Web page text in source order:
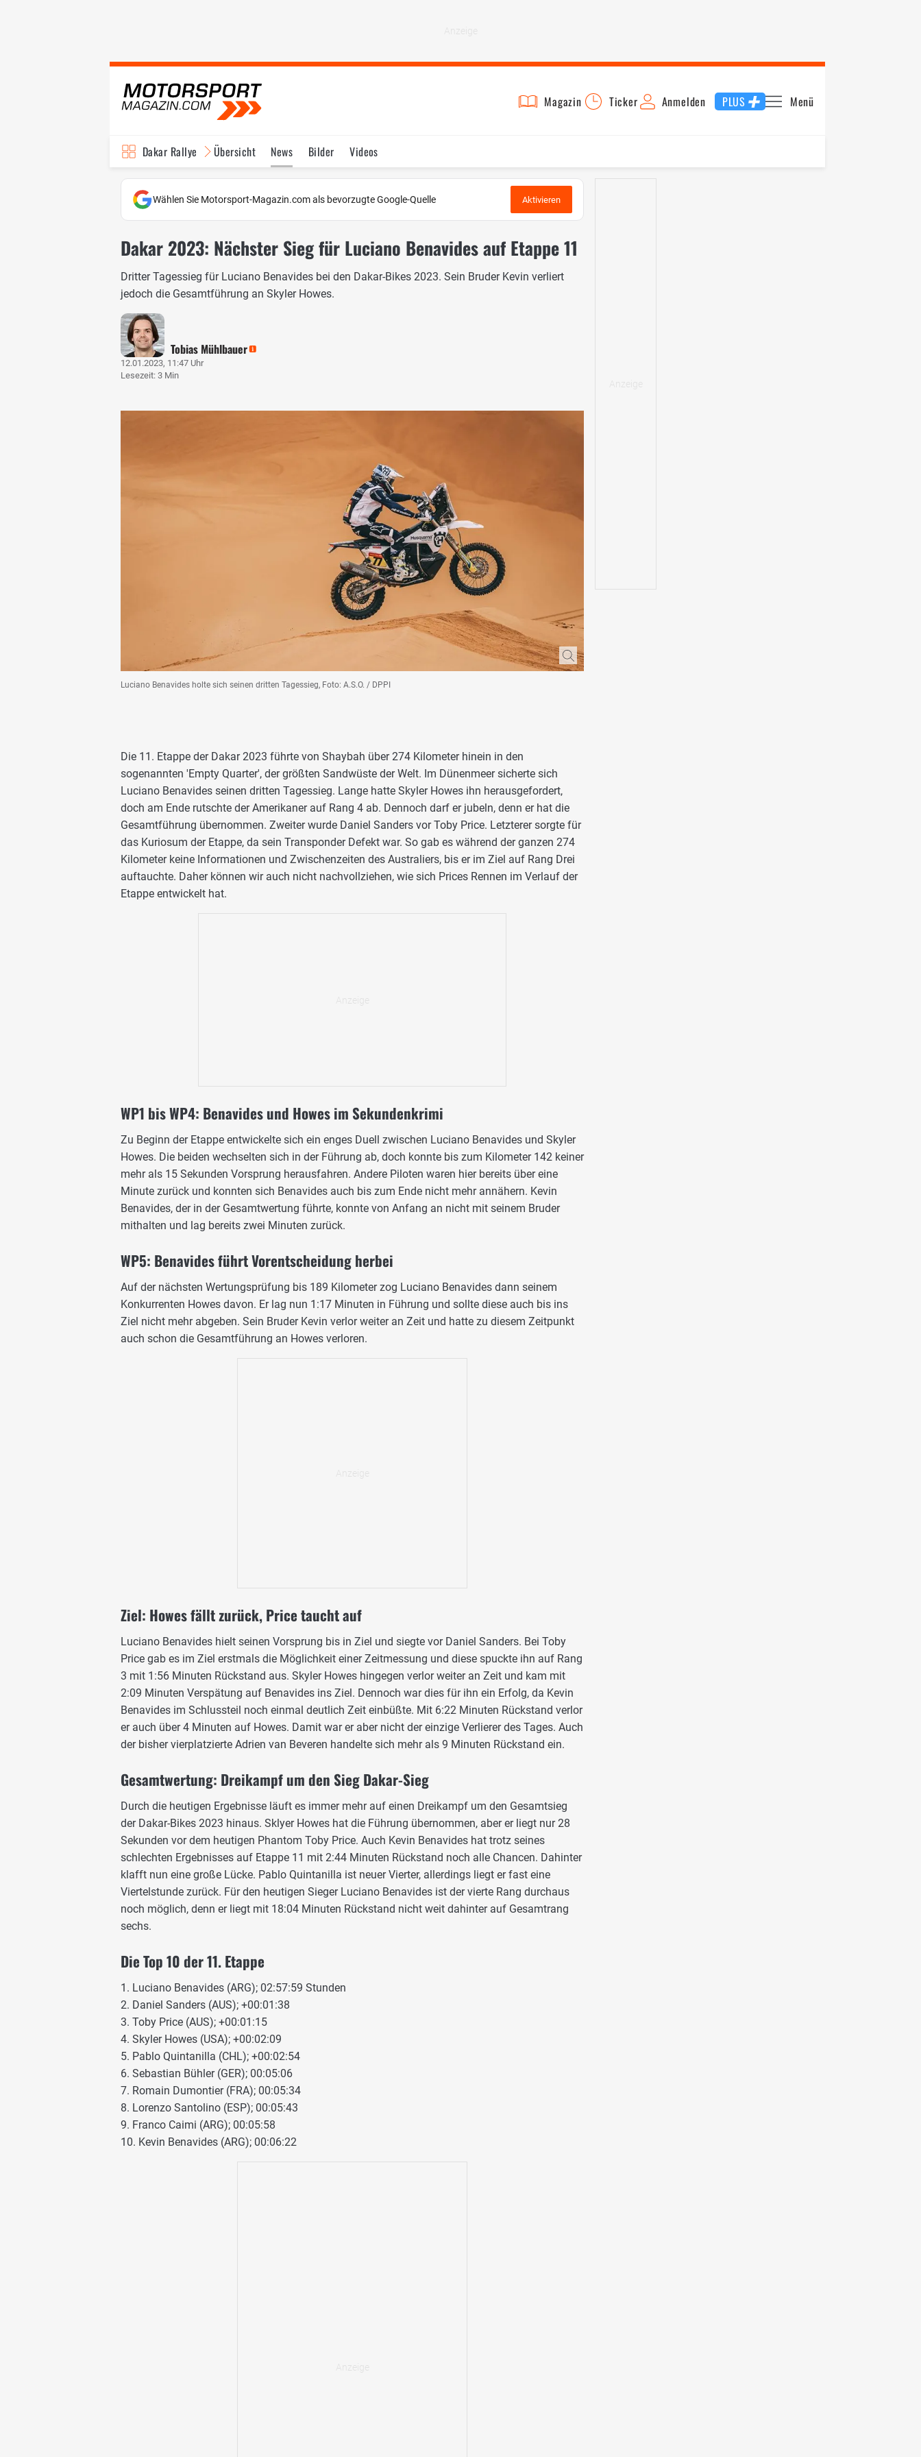
Magazin Ticker Anmelden PLUS Menü
Dakar Rallye Übersicht News Bilder Videos
Wählen Sie Motorsport-Magazin.com als bevorzugte Google-Quelle Aktivieren
Dakar 2023: Nächster Sieg für Luciano Benavides auf Etappe 11
Dritter Tagessieg für Luciano Benavides bei den Dakar-Bikes 2023. Sein Bruder Kevin verliert
jedoch die Gesamtführung an Skyler Howes.
Tobias Mühlbauer
12.01.2023, 11:47 Uhr
Lesezeit: 3 Min
Luciano Benavides holte sich seinen dritten Tagessieg, Foto: A.S.O. / DPPI
Die 11. Etappe der Dakar 2023 führte von Shaybah über 274 Kilometer hinein in den
sogenannten 'Empty Quarter', der größten Sandwüste der Welt. Im Dünenmeer sicherte sich
Luciano Benavides seinen dritten Tagessieg. Lange hatte Skyler Howes ihn herausgefordert,
doch am Ende rutschte der Amerikaner auf Rang 4 ab. Dennoch darf er jubeln, denn er hat die
Gesamtführung übernommen. Zweiter wurde Daniel Sanders vor Toby Price. Letzterer sorgte für
das Kuriosum der Etappe, da sein Transponder Defekt war. So gab es während der ganzen 274
Kilometer keine Informationen und Zwischenzeiten des Australiers, bis er im Ziel auf Rang Drei
auftauchte. Daher können wir auch nicht nachvollziehen, wie sich Prices Rennen im Verlauf der
Etappe entwickelt hat.
WP1 bis WP4: Benavides und Howes im Sekundenkrimi
Zu Beginn der Etappe entwickelte sich ein enges Duell zwischen Luciano Benavides und Skyler
Howes. Die beiden wechselten sich in der Führung ab, doch konnte bis zum Kilometer 142 keiner
mehr als 15 Sekunden Vorsprung herausfahren. Andere Piloten waren hier bereits über eine
Minute zurück und konnten sich Benavides auch bis zum Ende nicht mehr annähern. Kevin
Benavides, der in der Gesamtwertung führte, konnte von Anfang an nicht mit seinem Bruder
mithalten und lag bereits zwei Minuten zurück.
WP5: Benavides führt Vorentscheidung herbei
Auf der nächsten Wertungsprüfung bis 189 Kilometer zog Luciano Benavides dann seinem
Konkurrenten Howes davon. Er lag nun 1:17 Minuten in Führung und sollte diese auch bis ins
Ziel nicht mehr abgeben. Sein Bruder Kevin verlor weiter an Zeit und hatte zu diesem Zeitpunkt
auch schon die Gesamtführung an Howes verloren.
Ziel: Howes fällt zurück, Price taucht auf
Luciano Benavides hielt seinen Vorsprung bis in Ziel und siegte vor Daniel Sanders. Bei Toby
Price gab es im Ziel erstmals die Möglichkeit einer Zeitmessung und diese spuckte ihn auf Rang
3 mit 1:56 Minuten Rückstand aus. Skyler Howes hingegen verlor weiter an Zeit und kam mit
2:09 Minuten Verspätung auf Benavides ins Ziel. Dennoch war dies für ihn ein Erfolg, da Kevin
Benavides im Schlussteil noch einmal deutlich Zeit einbüßte. Mit 6:22 Minuten Rückstand verlor
er auch über 4 Minuten auf Howes. Damit war er aber nicht der einzige Verlierer des Tages. Auch
der bisher vierplatzierte Adrien van Beveren handelte sich mehr als 9 Minuten Rückstand ein.
Gesamtwertung: Dreikampf um den Sieg Dakar-Sieg
Durch die heutigen Ergebnisse läuft es immer mehr auf einen Dreikampf um den Gesamtsieg
der Dakar-Bikes 2023 hinaus. Sklyer Howes hat die Führung übernommen, aber er liegt nur 28
Sekunden vor dem heutigen Phantom Toby Price. Auch Kevin Benavides hat trotz seines
schlechten Ergebnisses auf Etappe 11 mit 2:44 Minuten Rückstand noch alle Chancen. Dahinter
klafft nun eine große Lücke. Pablo Quintanilla ist neuer Vierter, allerdings liegt er fast eine
Viertelstunde zurück. Für den heutigen Sieger Luciano Benavides ist der vierte Rang durchaus
noch möglich, denn er liegt mit 18:04 Minuten Rückstand nicht weit dahinter auf Gesamtrang
sechs.
Die Top 10 der 11. Etappe
1. Luciano Benavides (ARG); 02:57:59 Stunden
2. Daniel Sanders (AUS); +00:01:38
3. Toby Price (AUS); +00:01:15
4. Skyler Howes (USA); +00:02:09
5. Pablo Quintanilla (CHL); +00:02:54
6. Sebastian Bühler (GER); 00:05:06
7. Romain Dumontier (FRA); 00:05:34
8. Lorenzo Santolino (ESP); 00:05:43
9. Franco Caimi (ARG); 00:05:58
10. Kevin Benavides (ARG); 00:06:22